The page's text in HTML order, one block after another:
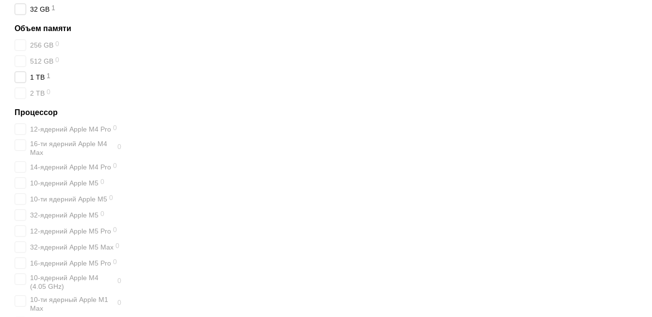
32 GB 1
Объем памяти
256 GB 0
512 GB 0
1 TB 1
2 TB 0
Процессор
12-ядерний Apple M4 Pro 0
16-ти ядерний Apple M4
Max
0
14-ядерний Apple M4 Pro 0
10-ядерний Apple M5 0
10-ти ядерний Apple M5 0
32-ядерний Apple M5 0
12-ядерний Apple M5 Pro 0
32-ядерний Apple M5 Max 0
16-ядерний Apple M5 Pro 0
10-ядерний Apple M4
(4.05 GHz)
0
10-ти ядерный Apple M1
Max
0